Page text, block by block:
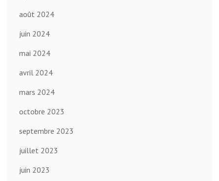
août 2024
juin 2024
mai 2024
avril 2024
mars 2024
octobre 2023
septembre 2023
juillet 2023
juin 2023